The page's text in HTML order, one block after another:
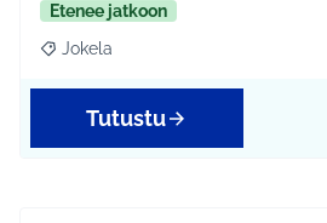
Etenee jatkoon
Rajaa tulokset aihepiirin mukaan:
Jokela
Tutustu